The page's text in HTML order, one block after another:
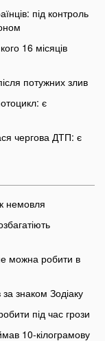
під контроль
16 місяців
потужних злив
є
чергова ДТП: є
немовля
можна робити в
знаком Зодіаку
під час грози
10-кілограмову